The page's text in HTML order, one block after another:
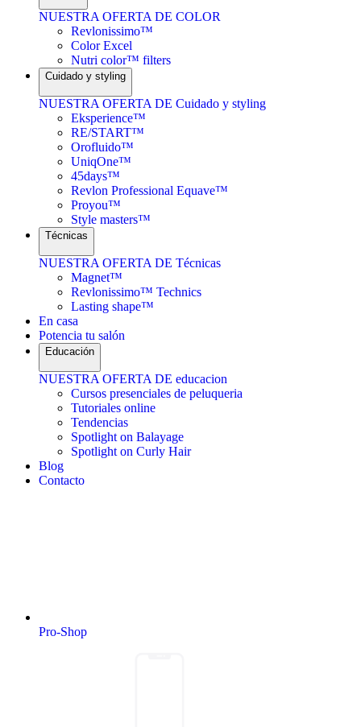
NUESTRA OFERTA DE COLOR
Revlonissimo™
Color Excel
Nutri color™ filters
Cuidado y styling
NUESTRA OFERTA DE Cuidado y styling
Eksperience™
RE/START™
Orofluido™
UniqOne™
45days™
Revlon Professional Equave™
Proyou™
Style masters™
Técnicas
NUESTRA OFERTA DE Técnicas
Magnet™
Revlonissimo™ Technics
Lasting shape™
En casa
Potencia tu salón
Educación
NUESTRA OFERTA DE educacion
Cursos presenciales de peluqueria
Tutoriales online
Tendencias
Spotlight on Balayage
Spotlight on Curly Hair
Blog
Contacto
Pro-Shop